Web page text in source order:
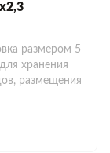
размером 5
хранения
размещения